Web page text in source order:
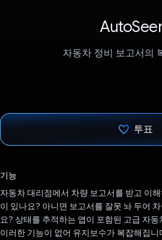
자동차 정비 보고서의
투표
기능
자동차 대리점에서 차량 보고서를 받고 이
이 있나요? 아니면 보고서를 잘못 놔 두어
요? 상태를 추적하는 앱이 포함된 고급 자
이러한 기능이 없어 유지보수가 복잡해집니